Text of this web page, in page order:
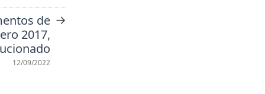
de
2017,
12/09/2022
→